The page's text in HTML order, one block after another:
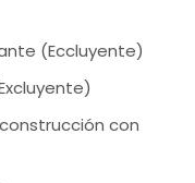
(Eccluyente)
con